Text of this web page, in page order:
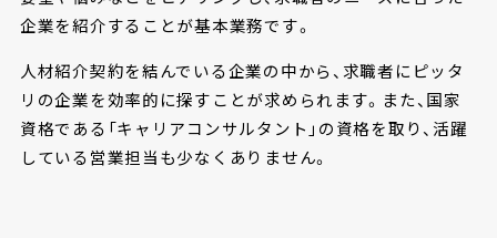
企業を紹介することが基本業務です。
人材紹介契約を結んでいる企業の中から、求職者にピッタ
リの企業を効率的に探すことが求められます。また、国家
資格である「キャリアコンサルタント」の資格を取り、活躍
している営業担当も少なくありません。